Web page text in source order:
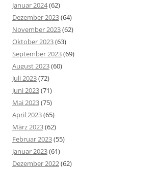
Januar 2024(62)
Dezember 2023(64)
November 2023(62)
Oktober 2023(63)
September 2023(69)
August 2023(60)
Juli 2023(72)
Juni 2023(71)
Mai 2023(75)
April 2023(65)
März 2023(62)
Februar 2023(55)
Januar 2023(61)
Dezember 2022(62)